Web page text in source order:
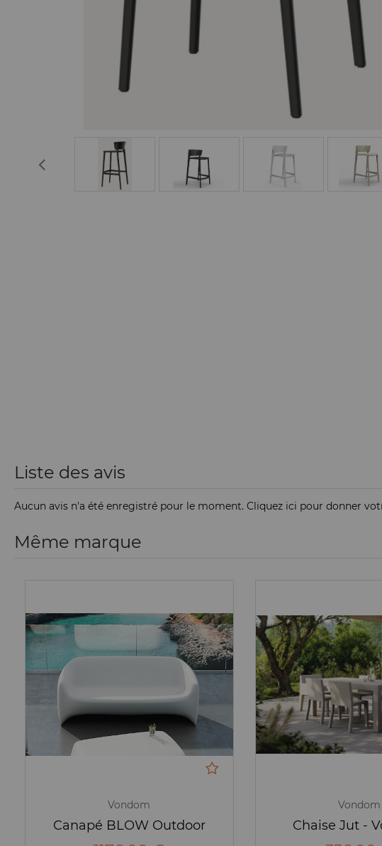
Liste des avis
Aucun avis n'a été enregistré pour le moment. Cliquez ici pour donner
Même marque
Vondom
Canapé BLOW Outdoor
Vondom
Chaise Jut -